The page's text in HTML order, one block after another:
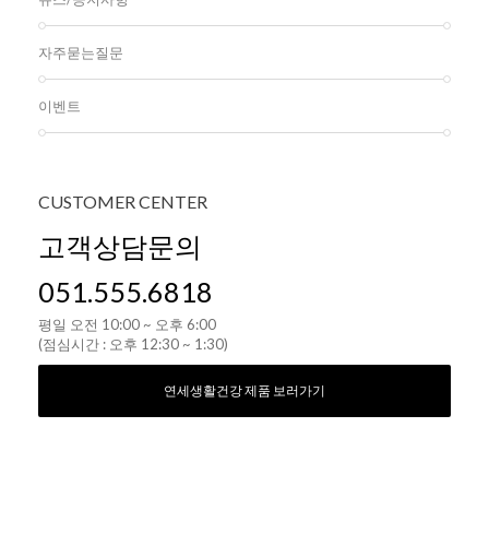
자주묻는질문
이벤트
CUSTOMERCENTER
고객상담문의
051.555.6818
평일 오전 10:00 ~ 오후 6:00
(점심시간 : 오후 12:30 ~ 1:30)
연세생활건강 제품 보러가기